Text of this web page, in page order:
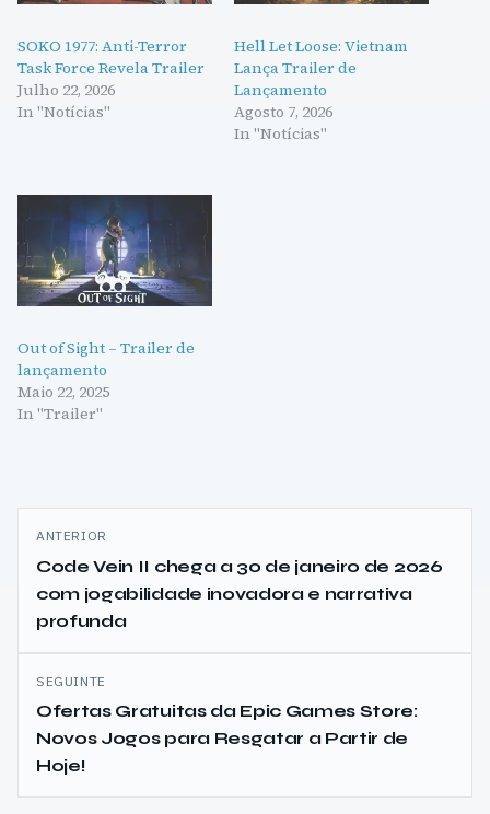
SOKO 1977: Anti-Terror
Task Force Revela Trailer
Julho 22, 2026
In "Notícias"
Hell Let Loose: Vietnam
Lança Trailer de
Lançamento
Agosto 7, 2026
In "Notícias"
Out of Sight – Trailer de
lançamento
Maio 22, 2025
In "Trailer"
Navegação
de
artigos
ANTERIOR
Code Vein II chega a 30 de janeiro de 2026
com jogabilidade inovadora e narrativa
profunda
SEGUINTE
Ofertas Gratuitas da Epic Games Store:
Novos Jogos para Resgatar a Partir de
Hoje!